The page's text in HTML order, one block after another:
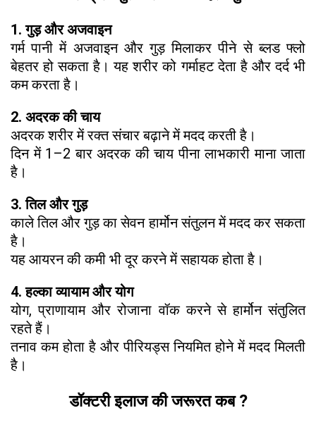
1. गुड़ और अजवाइन
गर्म पानी में अजवाइन और गुड़ मिलाकर पीने से ब्लड फ्लो
बेहतर हो सकता है। यह शरीर को गर्माहट देता है और दर्द भी
कम करता है।
2. अदरक की चाय
अदरक शरीर में रक्त संचार बढ़ाने में मदद करती है।
दिन में 1–2 बार अदरक की चाय पीना लाभकारी माना जाता
है।
3. तिल और गुड़
काले तिल और गुड़ का सेवन हार्मोन संतुलन में मदद कर सकता
है।
यह आयरन की कमी भी दूर करने में सहायक होता है।
4. हल्का व्यायाम और योग
योग, प्राणायाम और रोजाना वॉक करने से हार्मोन संतुलित
रहते हैं।
तनाव कम होता है और पीरियड्स नियमित होने में मदद मिलती
है।
डॉक्टरी इलाज की जरूरत कब ?